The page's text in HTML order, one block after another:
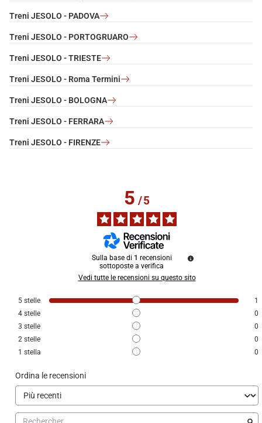
Treni JESOLO - PADOVA
Treni JESOLO - PORTOGRUARO
Treni JESOLO - TRIESTE
Treni JESOLO - Roma Termini
Treni JESOLO - BOLOGNA
Treni JESOLO - FERRARA
Treni JESOLO - FIRENZE
5/5
Sulla base di 1 recensioni
sottoposte a verifica
Vedi tutte le recensioni su questo sito
5 stelle
1
4 stelle
0
3 stelle
0
2 stelle
0
1 stella 0
Ordina le recensioni